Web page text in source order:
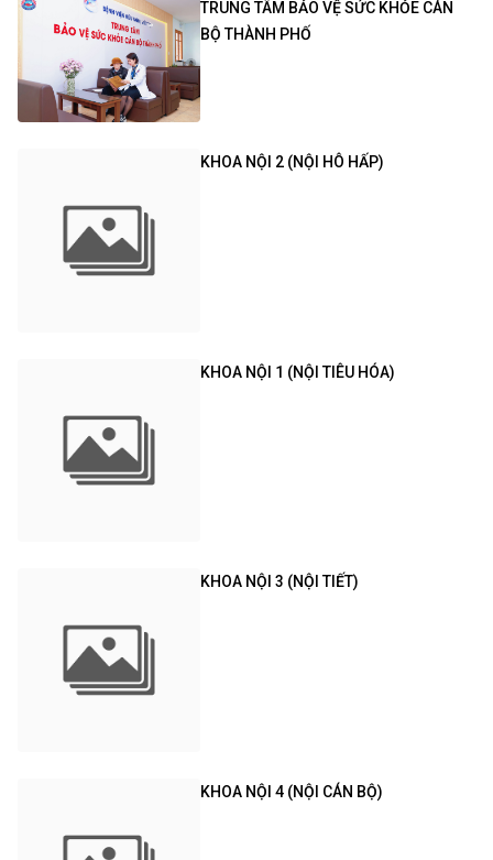
TRUNG TÂM BẢO VỆ SỨC KHỎE CÁN
BỘ THÀNH PHỐ
KHOA NỘI 2 (NỘI HÔ HẤP)
KHOA NỘI 1 (NỘI TIÊU HÓA)
KHOA NỘI 3 (NỘI TIẾT)
KHOA NỘI 4 (NỘI CÁN BỘ)